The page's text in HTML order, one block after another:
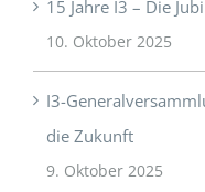
15 Jahre I3 – Die
10. Oktober 2025
I3-
die Zukunft